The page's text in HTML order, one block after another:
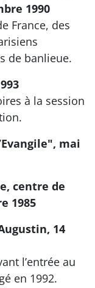
1990
France, des
de banlieue.
à la session
mai
centre de
1985
14
l’entrée au
en 1992.